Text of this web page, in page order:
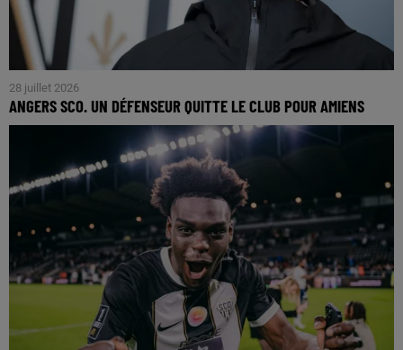
28 juillet 2026
ANGERS SCO. UN DÉFENSEUR QUITTE LE CLUB POUR AMIENS